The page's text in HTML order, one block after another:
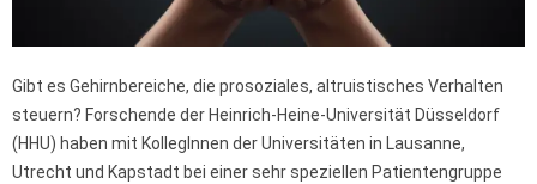
Gibt es Gehirnbereiche, die prosoziales, altruistisches Verhalten
steuern? Forschende der Heinrich-Heine-Universität Düsseldorf
(HHU) haben mit KollegInnen der Universitäten in Lausanne,
Utrecht und Kapstadt bei einer sehr speziellen Patientengruppe